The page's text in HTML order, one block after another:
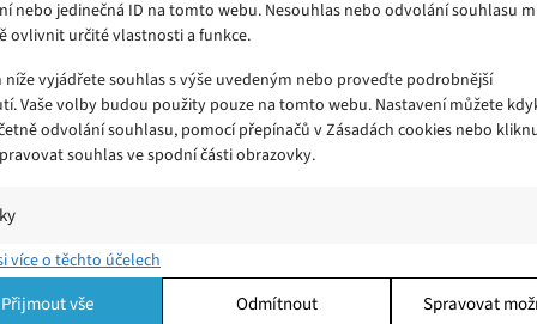
nebo jedinečná ID na tomto webu. Nesouhlas nebo odvolání souhlasu
ovlivnit určité vlastnosti a funkce.
vyjádřete souhlas s výše uvedeným nebo proveďte podrobnější
Vaše volby budou použity pouze na tomto webu. Nastavení můžete
odvolání souhlasu, pomocí přepínačů v Zásadách cookies nebo
souhlas ve spodní části obrazovky.
a/nebo přístup k informacím v zařízení, Porozumění publiku
kombinací údajů z různých zdrojů.
více o těchto účelech
Přijmout vše Odmítnout Spravovat